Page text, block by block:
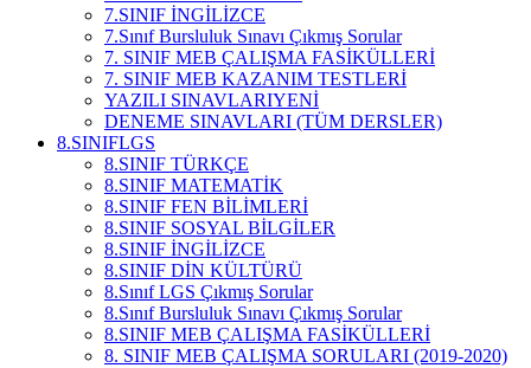
7.SINIF İNGİLİZCE
7.Sınıf Bursluluk Sınavı Çıkmış Sorular
7. SINIF MEB ÇALIŞMA FASİKÜLLERİ
7. SINIF MEB KAZANIM TESTLERİ
YAZILI SINAVLARIYENİ
DENEME SINAVLARI (TÜM DERSLER)
8.SINIFLGS
8.SINIF TÜRKÇE
8.SINIF MATEMATİK
8.SINIF FEN BİLİMLERİ
8.SINIF SOSYAL BİLGİLER
8.SINIF İNGİLİZCE
8.SINIF DİN KÜLTÜRÜ
8.Sınıf LGS Çıkmış Sorular
8.Sınıf Bursluluk Sınavı Çıkmış Sorular
8.SINIF MEB ÇALIŞMA FASİKÜLLERİ
8. SINIF MEB ÇALIŞMA SORULARI (2019-2020)